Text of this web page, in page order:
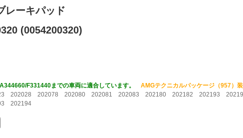
レーキパッド
(0054200320)
F331440までの車両に適合しています。
AMGテクニカルパッケージ（957）
202028 202078 202080 202081 202083 202180 202182 202193
202194